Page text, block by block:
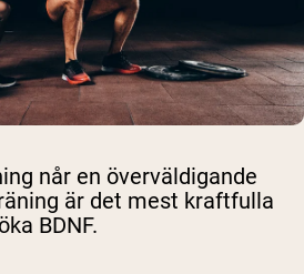
når en överväldigande
är det mest kraftfulla
BDNF.